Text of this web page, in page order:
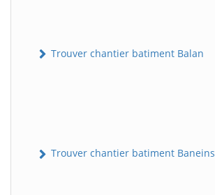
Trouver chantier batiment Balan
Trouver chantier batiment Baneins